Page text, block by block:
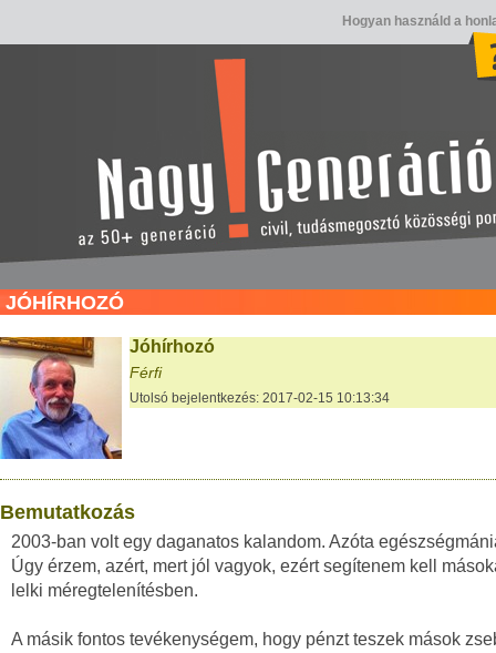
Hogyan használd a
JÓHÍRHOZÓ
Jóhírhozó
Férfi
Utolsó bejelentkezés: 2017-02-15 10:13:34
Bemutatkozás
2003-ban volt egy daganatos kalandom. Azóta
Úgy érzem, azért, mert jól vagyok, ezért segítenem kell
lelki méregtelenítésben.
A másik fontos tevékenységem, hogy pénzt teszek mások